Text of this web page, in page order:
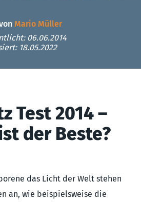
Mario Müller
06.06.2014
18.05.2022
Test 2014 –
der Beste?
das Licht der Welt stehen
an, wie beispielsweise die